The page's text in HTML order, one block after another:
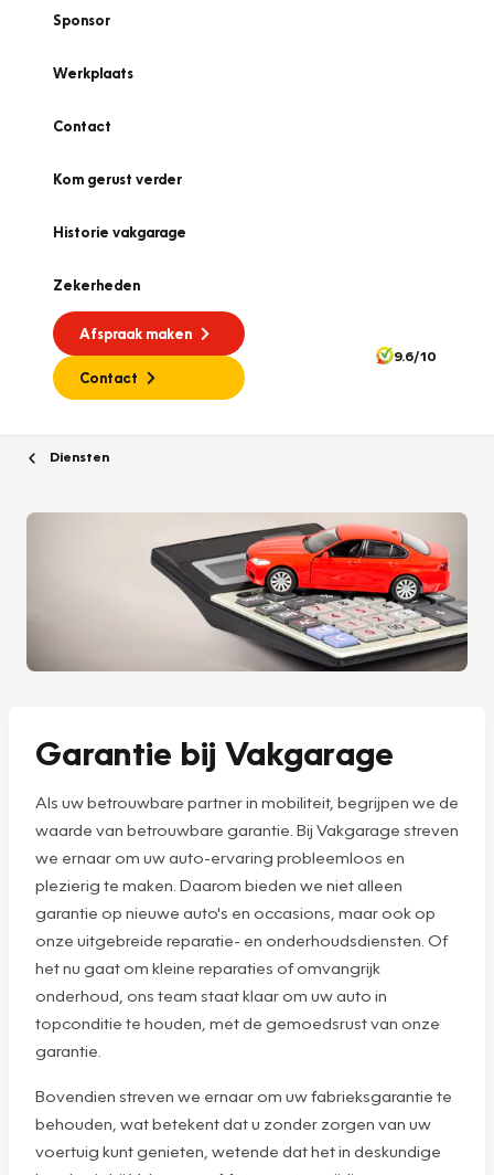
Sponsor
Werkplaats
Contact
Kom gerust verder
Historie vakgarage
Zekerheden
Afspraak maken
Contact
9.6/10
Diensten
Garantie bij Vakgarage
Als uw betrouwbare partner in mobiliteit, begrijpen we de
waarde van betrouwbare garantie. Bij Vakgarage streven
we ernaar om uw auto-ervaring probleemloos en
plezierig te maken. Daarom bieden we niet alleen
garantie op nieuwe auto's en occasions, maar ook op
onze uitgebreide reparatie- en onderhoudsdiensten. Of
het nu gaat om kleine reparaties of omvangrijk
onderhoud, ons team staat klaar om uw auto in
topconditie te houden, met de gemoedsrust van onze
garantie.
Bovendien streven we ernaar om uw fabrieksgarantie te
behouden, wat betekent dat u zonder zorgen van uw
voertuig kunt genieten, wetende dat het in deskundige